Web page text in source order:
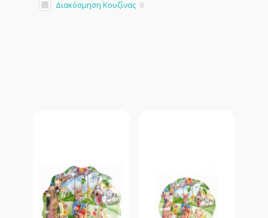
Διακόσμηση Κουζίνας 8